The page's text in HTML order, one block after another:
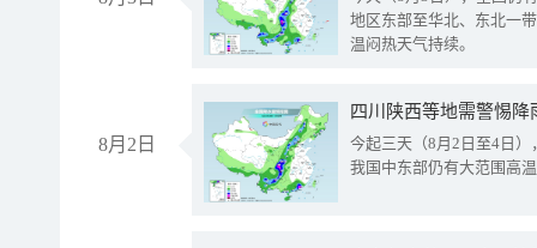
地区东部至华北、东北一
温闷热天气持续。
8月2日
今起三天（8月2日至4日
我国中东部仍有大范围高